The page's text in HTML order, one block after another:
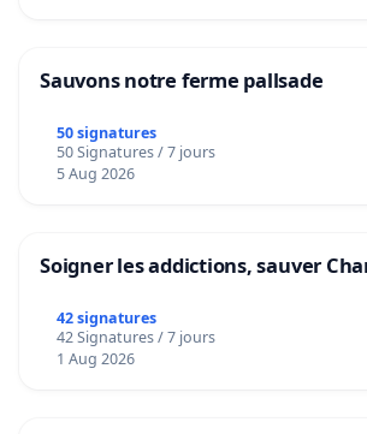
Sauvons notre ferme pallsade
50 signatures
50 Signatures / 7 jours
5 Aug 2026
Soigner les addictions, sauver
42 signatures
42 Signatures / 7 jours
1 Aug 2026